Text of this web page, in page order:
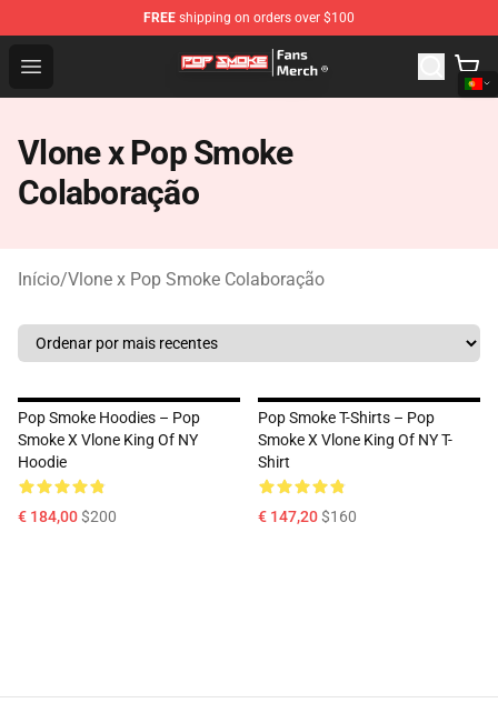
FREE shipping on orders over $100
Open menu
Pop Smoke Store - Official Pop Smoke Merchandise
Vlone x Pop Smoke
Colaboração
Início/Vlone x Pop Smoke Colaboração
Pop Smoke Hoodies – Pop
Smoke X Vlone King Of NY
Hoodie
€ 184,00$200
Pop Smoke T-Shirts – Pop
Smoke X Vlone King Of NY T-
Shirt
€ 147,20$160